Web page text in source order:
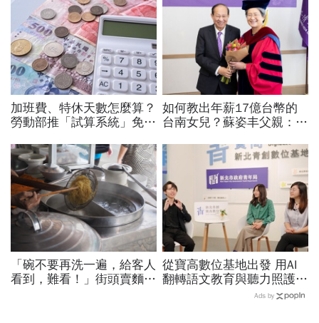
加班費、特休天數怎麼算？
勞動部推「試算系統」免代
資遣費都能查
如何教出年薪17億台幣的
台南女兒？蘇姿丰父親：她
念 「正面看待失敗、勇於
冒險、面對挑戰！」
「碗不要再洗一遍，給客人
看到，難看！」街頭賣麵
從寶高數位基地出發 用AI
翻轉語文教育與聽力照護，
科技如何讓世界更平權？
Ads by